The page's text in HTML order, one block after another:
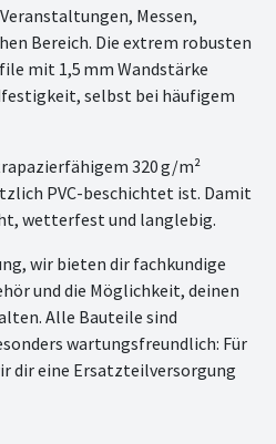
Messen,
Bereich. Die extrem robusten
mit 1,5 mm Wandstärke
selbst bei häufigem
320 g/m²
PVC-beschichtet ist. Damit
wetterfest und langlebig.
wir bieten dir fachkundige
und die Möglichkeit, deinen
Alle Bauteile sind
wartungsfreundlich: Für
dir eine Ersatzteilversorgung